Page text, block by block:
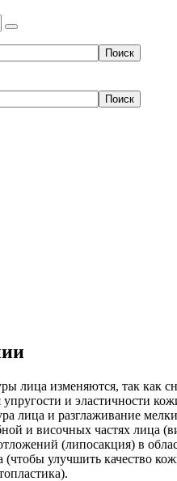
лица изменяются, так
и эластичности
лица и разглаживание
и височных частях лица
(липосакция) в
улучшить качество